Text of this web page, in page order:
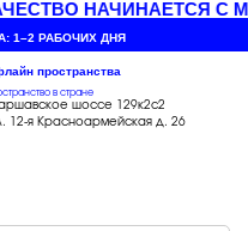
НАЧИНАЕТСЯ С
1–2 РАБОЧИХ ДНЯ
пространства
в стране
шоссе 129к2с2
я Красноармейская д. 26